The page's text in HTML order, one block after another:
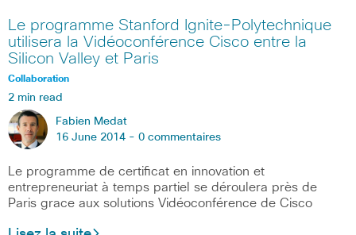
Le programme Stanford Ignite-Polytechnique
utilisera la Vidéoconférence Cisco entre la
Silicon Valley et Paris
Collaboration
2 min read
Fabien Medat
16 June 2014 - 0 commentaires
Le programme de certificat en innovation et
entrepreneuriat à temps partiel se déroulera près de
Paris grace aux solutions Vidéoconférence de Cisco